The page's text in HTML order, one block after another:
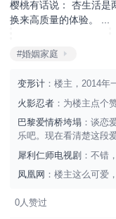
樱桃有话说： 杏生活是
换来高质量的体验。 ...
#婚姻家庭
变形计 ：楼主，2014年
火影忍者 ：为楼主点个
巴黎爱情桥垮塌 ：谈恋
乐吧。现在看清楚这段
犀利仁师电视剧 ：不错
凤凰网 ：楼主这么可爱
0人赞过